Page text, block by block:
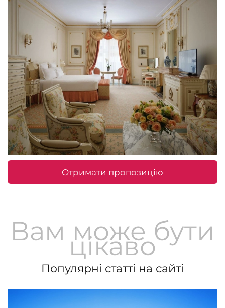
Отримати пропозицію
Вам може бути
цікаво
Популярні статті на сайті